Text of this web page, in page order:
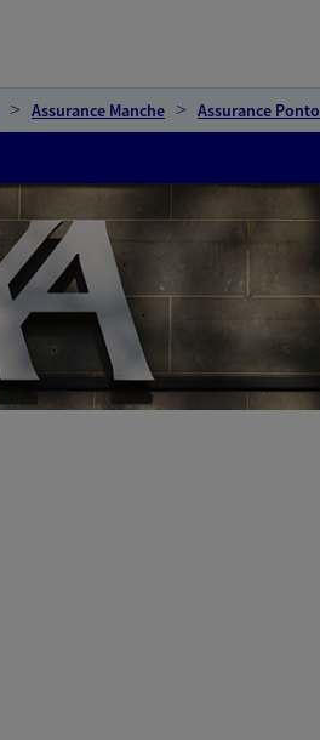
Assurance Manche Assurance